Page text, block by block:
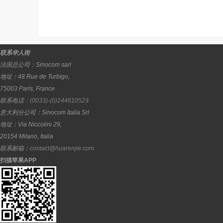
联系华人街
法国总公司： Sinocom sarl
地址： 48 Rue de Turbigo,
75003 Paris, France
联系电话： (0033)-(0)144610523
意大利分公司： Sinocom Italia Srl
地址： Via Niccolini 29,
20154 Milano, Italia
联系邮箱： contact@huarenjie.com
扫描苹果APP